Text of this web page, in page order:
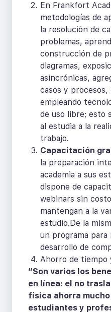
En Frankfort
metodologías de
la resolución de
problemas,
construcción de
diagramas,
asincrónicas,
casos y
empleando
de uso libre; esto
al estudia a la
trabajo.
Capacitación
la preparación
academia a sus
dispone de
webinars sin
mantengan a la
estudio.De la
un programa para
desarrollo de
Ahorro de tiempo
“Son varios los
en línea: el no
física ahorra
estudiantes y